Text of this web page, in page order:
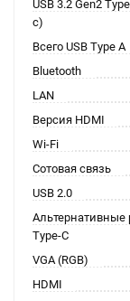
USB 3.2 Gen2
с)
Всего USB Type A
Bluetooth
LAN
Версия HDMI
Wi-Fi
Сотовая связь
USB 2.0
Type-C
VGA (RGB)
HDMI